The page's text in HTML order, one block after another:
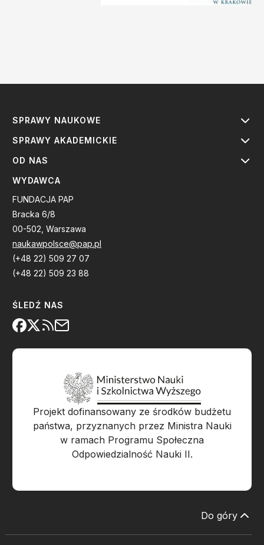
SPRAWY NAUKOWE
SPRAWY AKADEMICKIE
OD NAS
WYDAWCA
FUNDACJA PAP
Bracka 6/8
00-502, Warszawa
naukawpolsce@pap.pl
(+48 22) 509 27 07
(+48 22) 509 23 88
ŚLEDŹ NAS
Projekt dofinansowany ze środków budżetu
państwa, przyznanych przez Ministra Nauki
w ramach Programu Społeczna
Odpowiedzialność Nauki II.
Do góry